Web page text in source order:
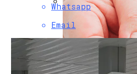
Финансовая
Почем
Whatsapp
Email